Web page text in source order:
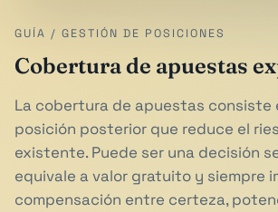
GUÍA / GESTIÓN DE POSICIONES
Cobertura de apuestas
La cobertura de apuestas consiste
posición posterior que reduce el
existente. Puede ser una decisión
equivale a valor gratuito y siempre
compensación entre certeza,